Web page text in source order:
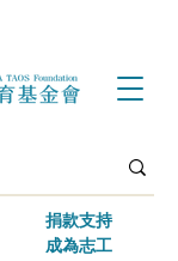
​捐款支持
​成為志工